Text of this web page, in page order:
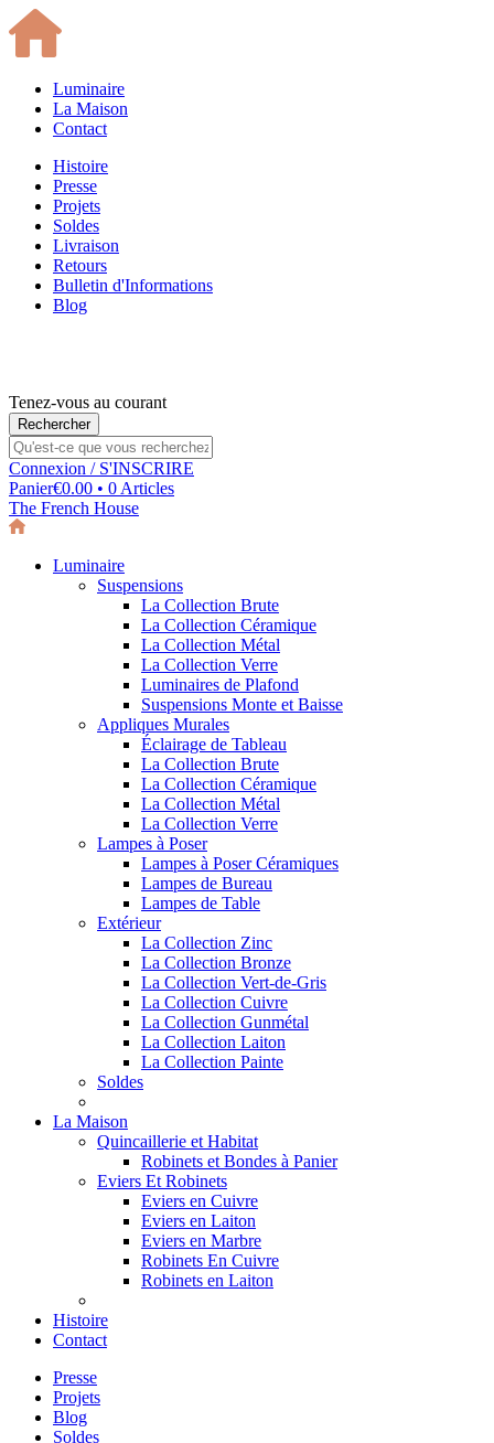
Luminaire
La Maison
Contact
Histoire
Presse
Projets
Soldes
Livraison
Retours
Bulletin d'Informations
Blog
Tenez-vous au courant
Connexion / S'INSCRIRE
Panier€0.00 • 0 Articles
The French House
Luminaire
Suspensions
La Collection Brute
La Collection Céramique
La Collection Métal
La Collection Verre
Luminaires de Plafond
Suspensions Monte et Baisse
Appliques Murales
Éclairage de Tableau
La Collection Brute
La Collection Céramique
La Collection Métal
La Collection Verre
Lampes à Poser
Lampes à Poser Céramiques
Lampes de Bureau
Lampes de Table
Extérieur
La Collection Zinc
La Collection Bronze
La Collection Vert-de-Gris
La Collection Cuivre
La Collection Gunmétal
La Collection Laiton
La Collection Painte
Soldes
La Maison
Quincaillerie et Habitat
Robinets et Bondes à Panier
Eviers Et Robinets
Eviers en Cuivre
Eviers en Laiton
Eviers en Marbre
Robinets En Cuivre
Robinets en Laiton
Histoire
Contact
Presse
Projets
Blog
Soldes